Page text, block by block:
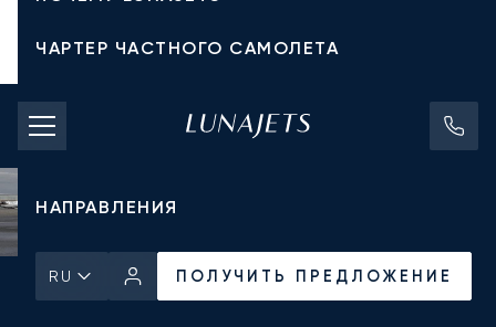
ЧАРТЕР ЧАСТНОГО САМОЛЕТА
СТОИМОСТЬ ЧАРТЕРА
ЧАСТНЫЕ САМОЛЕТЫ
НАПРАВЛЕНИЯ
RU
ПОЛУЧИТЬ ПРЕДЛОЖЕНИЕ
ПОЛУЧИТЬ ПРЕДЛОЖЕНИЕ